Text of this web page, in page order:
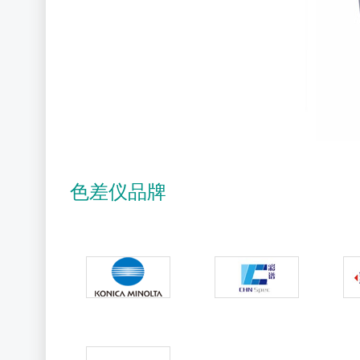
色差仪品牌